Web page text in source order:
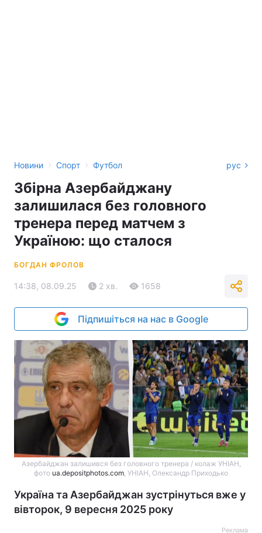
Новини › Спорт › Футбол рус
Збірна Азербайджану
залишилася без головного
тренера перед матчем з
Україною: що сталося
БОГДАН ФРОЛОВ
14:38, 08.09.25 2 хв. 1658
Підпишіться на нас в Google
Азербайджан залишився без головного тренера / колаж УНІАН,
фото ua.depositphotos.com, УНІАН, Олександр Приходько
Україна та Азербайджан зустрінуться вже у
вівторок, 9 вересня 2025 року
Реклама